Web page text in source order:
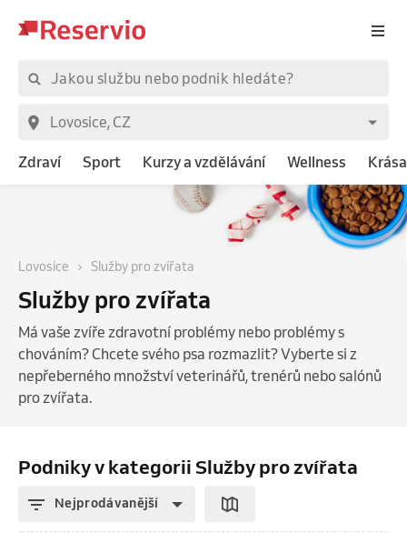
Zdraví Sport Kurzy a vzdělávání Wellness Krása
Lovosice Služby pro zvířata
Služby pro zvířata
Má vaše zvíře zdravotní problémy nebo problémy s
chováním? Chcete svého psa rozmazlit? Vyberte si z
nepřeberného množství veterinářů, trenérů nebo salónů
pro zvířata.
Podniky v kategorii Služby pro zvířata
Nejprodávanější